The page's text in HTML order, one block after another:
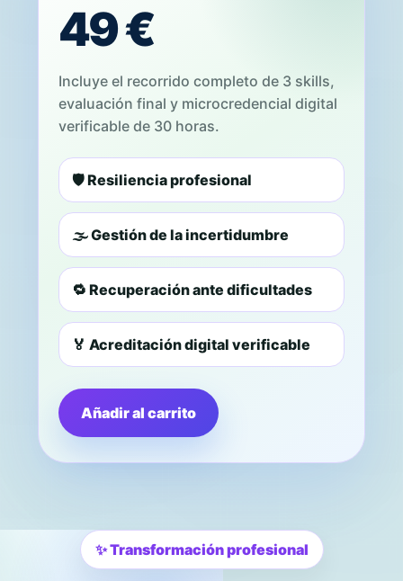
49 €
Incluye el recorrido completo de 3 skills,
evaluación final y microcredencial digital
verificable de 30 horas.
🛡️ Resiliencia profesional
🌫️ Gestión de la incertidumbre
🔁 Recuperación ante dificultades
🏅 Acreditación digital verificable
Añadir al carrito
✨ Transformación profesional